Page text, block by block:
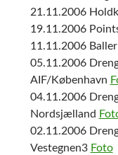
21.11.2006
19.11.2006
11.11.2006
05.11.2006
AIF/København
04.11.2006
Nordsjælland
02.11.2006
Vestegnen3 Foto